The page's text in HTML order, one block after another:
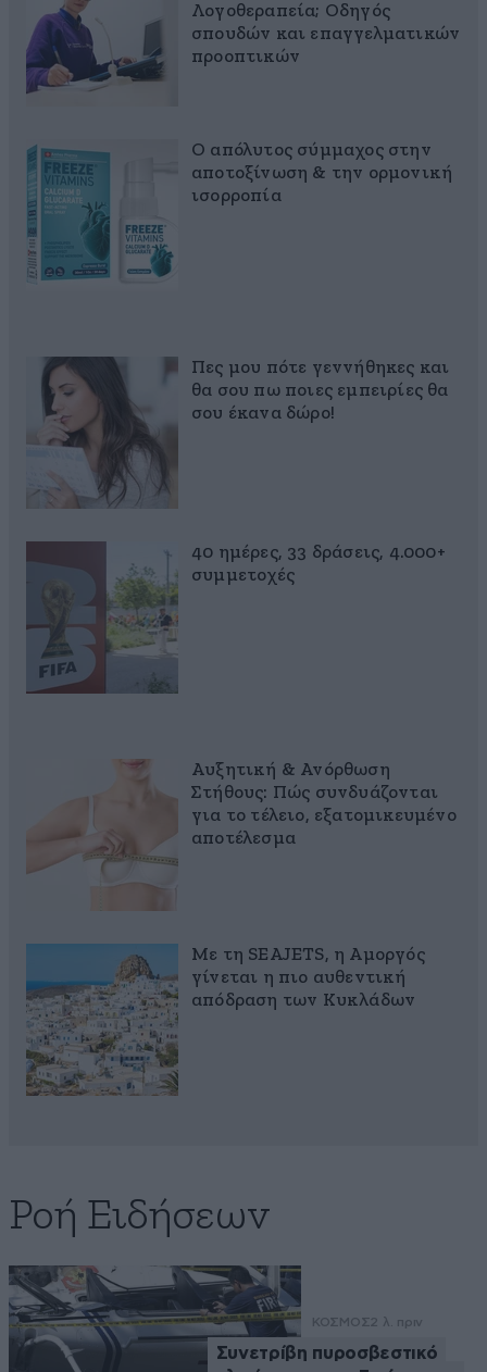
Λογοθεραπεία; Οδηγός
σπουδών και επαγγελματικών
προοπτικών
Ο απόλυτος σύμμαχος στην
αποτοξίνωση & την ορμονική
ισορροπία
Πες μου πότε γεννήθηκες και
θα σου πω ποιες εμπειρίες θα
σου έκανα δώρο!
40 ημέρες, 33 δράσεις, 4.000+
συμμετοχές
Αυξητική & Ανόρθωση
Στήθους: Πώς συνδυάζονται
για το τέλειο, εξατομικευμένο
αποτέλεσμα
Με τη SEAJETS, η Αμοργός
γίνεται η πιο αυθεντική
απόδραση των Κυκλάδων
Ροή Ειδήσεων
ΚΟΣΜΟΣ2 λ. πριν
Συνετρίβη πυροσβεστικό